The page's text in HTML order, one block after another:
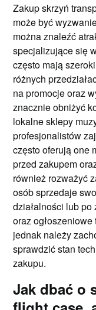
Zakup skrzyń
może być
można znaleźć
specjalizujące się
często mają
różnych
na promocje oraz
znacznie obniżyć
lokalne sklepy
profesjonalistów
często oferują one
przed zakupem
również rozważyć
osób sprzedaje
działalności lub
oraz ogłoszeniowe
jednak należy
sprawdzić stan
zakupu.
Jak dbać o